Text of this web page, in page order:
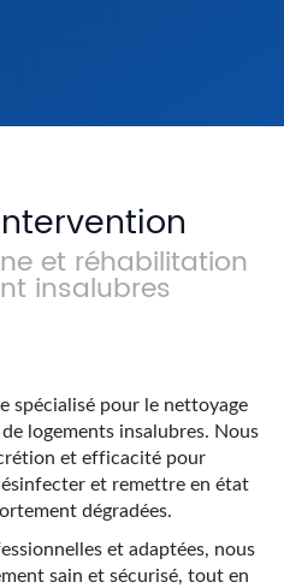
et réhabilitation
insalubres
spécialisé pour le nettoyage
logements insalubres. Nous
et efficacité pour
et remettre en état
dégradées.
et adaptées, nous
sain et sécurisé, tout en